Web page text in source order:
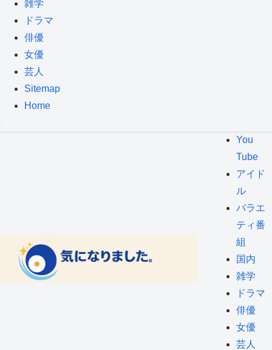
雑学
ドラマ
俳優
女優
芸人
Sitemap
Home
You
Tube
アイド
ル
バラエ
ティ番
組
国内
雑学
ドラマ
俳優
女優
芸人